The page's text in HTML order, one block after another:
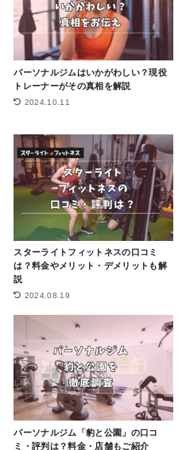
パーソナルジムはいかがわしい？現役
トレーナーがその真相を解説
2024.10.11
スターライトフィットネスの口コミ
は？料金やメリット・デメリットも解
説
2024.08.19
パーソナルジム「豹と公園」の口コ
ミ・評判は？料金・店舗もご紹介